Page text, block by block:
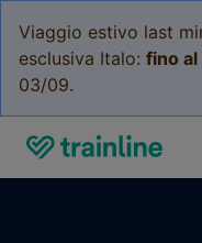
Viaggio estivo last
esclusiva Italo: fino al
03/09.